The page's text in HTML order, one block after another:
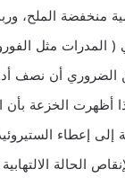
منخفضة الملح،
( المدرات مثل
الضروري أن نصف
أظهرت الخزعة بأن
إعطاء
الحالة